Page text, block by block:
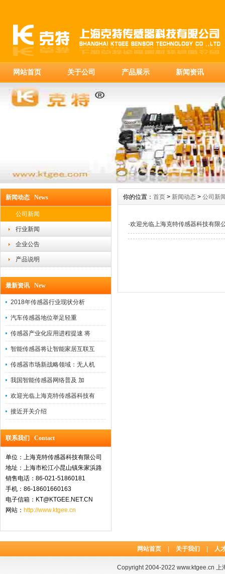
网站首页 关于公司 产品展示 新闻资讯
新闻动态 News
公司新闻
行业新闻
企业公告
产品说明
最新资讯 New
2018年传感器行业现状分析
汽车传感器地位举足轻重
传感器产业化应用进程提速 将
智能传感器将让智能家居互联互
传感器市场新战略领域：无人机
我国智能传感器网络普及 加
欢迎光临上海克特传感器科技有
接近开关介绍
联系我们 Contact
单位：上海克特传感器科技有限公司
地址：上海市松江小昆山镇朱家浜路
销售电话：86-021-51860181
手机：86-18601660163
电子信箱：KT@KTGEE.NET.CN
网站： http://www.ktgee.cn
你的位置： 首页 > 新闻动态 > 公司新
·欢迎光临上海克特传感器科技有限
网站首页 关于我们 人
Copyright 2004-2022 www.ktgee.cn 上